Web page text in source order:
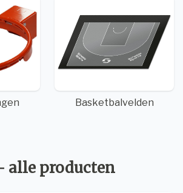
Basketbalvelden
alle producten